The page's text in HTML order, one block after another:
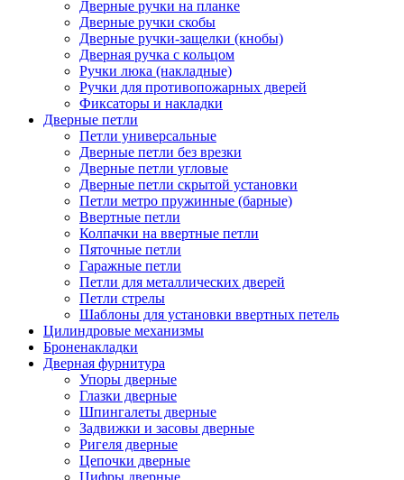
Дверные ручки на планке
Дверные ручки скобы
Дверные ручки-защелки (кнобы)
Дверная ручка с кольцом
Ручки люка (накладные)
Ручки для противопожарных дверей
Фиксаторы и накладки
Дверные петли
Петли универсальные
Дверные петли без врезки
Дверные петли угловые
Дверные петли скрытой установки
Петли метро пружинные (барные)
Ввертные петли
Колпачки на ввертные петли
Пяточные петли
Гаражные петли
Петли для металлических дверей
Петли стрелы
Шаблоны для установки ввертных петель
Цилиндровые механизмы
Броненакладки
Дверная фурнитура
Упоры дверные
Глазки дверные
Шпингалеты дверные
Задвижки и засовы дверные
Ригеля дверные
Цепочки дверные
Цифры дверные